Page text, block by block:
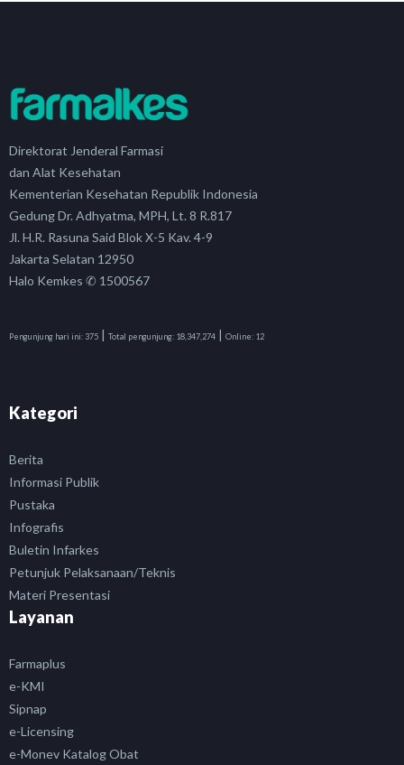
Direktorat Jenderal Farmasi
dan Alat Kesehatan
Kementerian Kesehatan Republik Indonesia
Gedung Dr. Adhyatma, MPH, Lt. 8 R.817
Jl. H.R. Rasuna Said Blok X-5 Kav. 4-9
Jakarta Selatan 12950
Halo Kemkes ✆ 1500567
Pengunjung hari ini: 375 | Total pengunjung: 18,347,274 | Online: 12
Kategori
Berita
Informasi Publik
Pustaka
Infografis
Buletin Infarkes
Petunjuk Pelaksanaan/Teknis
Materi Presentasi
Layanan
Farmaplus
e-KMI
Sipnap
e-Licensing
e-Monev Katalog Obat